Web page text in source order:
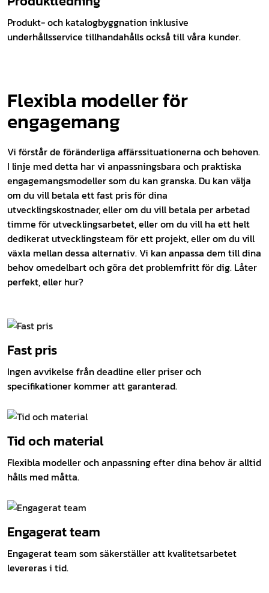
Produkt- och katalogbyggnation inklusive
underhållsservice tillhandahålls också till våra kunder.
Flexibla modeller för
engagemang
Vi förstår de föränderliga affärssituationerna och behoven.
I linje med detta har vi anpassningsbara och praktiska
engagemangsmodeller som du kan granska. Du kan välja
om du vill betala ett fast pris för dina
utvecklingskostnader, eller om du vill betala per arbetad
timme för utvecklingsarbetet, eller om du vill ha ett helt
dedikerat utvecklingsteam för ett projekt, eller om du vill
växla mellan dessa alternativ. Vi kan anpassa dem till dina
behov omedelbart och göra det problemfritt för dig. Låter
perfekt, eller hur?
Fast pris
Ingen avvikelse från deadline eller priser och
specifikationer kommer att garanterad.
Tid och material
Flexibla modeller och anpassning efter dina behov är alltid
hålls med måtta.
Engagerat team
Engagerat team som säkerställer att kvalitetsarbetet
levereras i tid.